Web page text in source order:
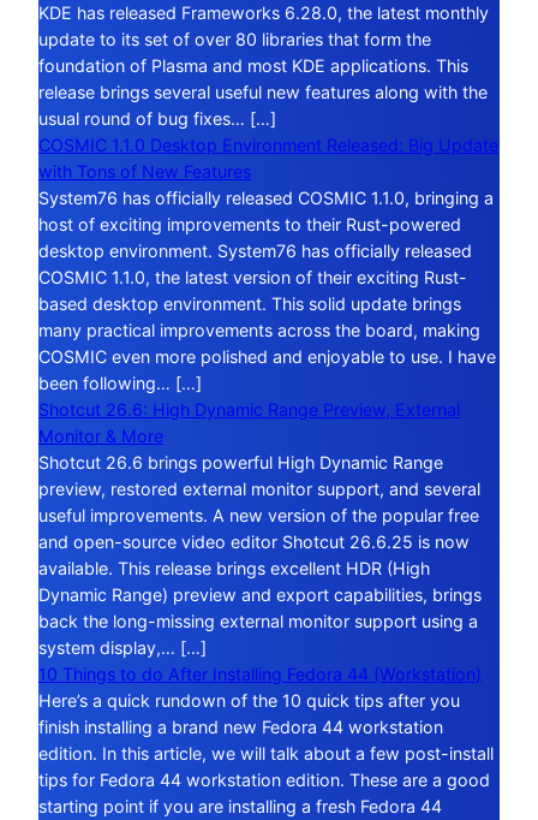
KDE has released Frameworks 6.28.0, the latest monthly
update to its set of over 80 libraries that form the
foundation of Plasma and most KDE applications. This
release brings several useful new features along with the
usual round of bug fixes… […]
COSMIC 1.1.0 Desktop Environment Released: Big Update
with Tons of New Features
System76 has officially released COSMIC 1.1.0, bringing a
host of exciting improvements to their Rust-powered
desktop environment. System76 has officially released
COSMIC 1.1.0, the latest version of their exciting Rust-
based desktop environment. This solid update brings
many practical improvements across the board, making
COSMIC even more polished and enjoyable to use. I have
been following… […]
Shotcut 26.6: High Dynamic Range Preview, External
Monitor & More
Shotcut 26.6 brings powerful High Dynamic Range
preview, restored external monitor support, and several
useful improvements. A new version of the popular free
and open-source video editor Shotcut 26.6.25 is now
available. This release brings excellent HDR (High
Dynamic Range) preview and export capabilities, brings
back the long-missing external monitor support using a
system display,… […]
10 Things to do After Installing Fedora 44 (Workstation)
Here’s a quick rundown of the 10 quick tips after you
finish installing a brand new Fedora 44 workstation
edition. In this article, we will talk about a few post-install
tips for Fedora 44 workstation edition. These are a good
starting point if you are installing a fresh Fedora 44